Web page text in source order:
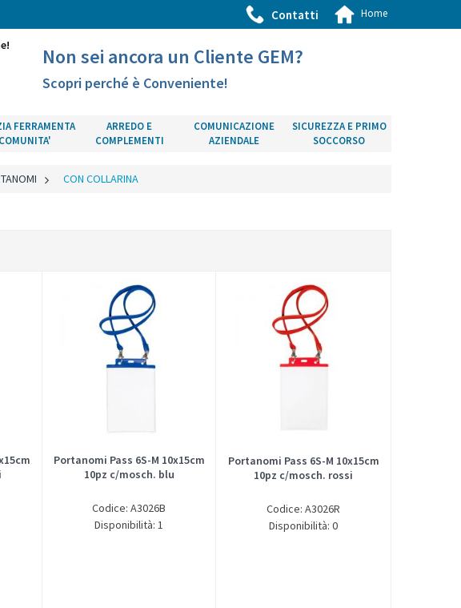
Contatti Home
Non sei ancora un Cliente GEM?
Scopri perché è Conveniente!
FERRAMENTA
COMUNITA'
ARREDO E
COMPLEMENTI
COMUNICAZIONE
AZIENDALE
SICUREZZA E PRIMO
SOCCORSO
> CON COLLARINA
Portanomi Pass 6S-M 10x15cm
10pz c/mosch. blu
Codice: A3026B
Disponibilità: 1
Portanomi Pass 6S-M 10x15cm
10pz c/mosch. rossi
Codice: A3026R
Disponibilità: 0